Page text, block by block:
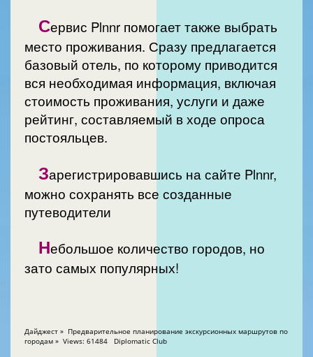
Сервис Plnnr помогает также выбрать
место проживания. Сразу предлагается
базовый отель, по которому приводится
вся необходимая информация, включая
стоимость проживания, услуги и даже
рейтинг, составляемый в ходе опроса
постояльцев.
Зарегистрировавшись на сайте Plnnr,
можно сохранять все созданные
путеводители
Небольшое количество городов, но
зато самых популярных!
Дайджест » Предварительное планирование экскурсионных маршрутов по
городам » Views: 61484 Diplomatic Club